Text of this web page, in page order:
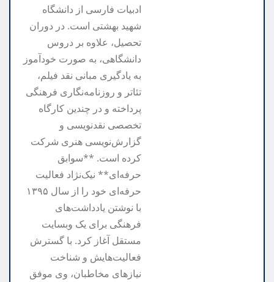
ادبیات فارسی از دانشگاه
شهید بهشتی است. در دوران
تحصیل، علاوه بر دروس
دانشگاهی، به صورت خودآموز
به یادگیری مبانی نقد فیلم،
تئاتر و روزنامه‌نگاری فرهنگی
پرداخته و در چندین کارگاه
تخصصی نقدنویسی و
گزارش‌نویسی هنری شرکت
کرده است. **سوابق
حرفه‌ای** نیک‌نژاد فعالیت
حرفه‌ای خود را از سال ۱۳۹۵
با نوشتن یادداشت‌های
فرهنگی برای یک وبسایت
مستقل آغاز کرد. با گسترش
فعالیت‌هایش و شناخت
نیازهای مخاطبان، وی موفق